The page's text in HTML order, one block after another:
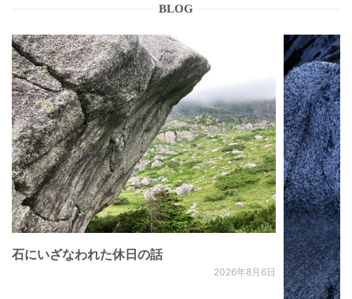
BLOG
石にいざなわれた休日の話
2026年8月6日